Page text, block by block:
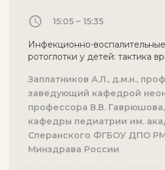
15:05 – 15:35
Инфекционно-
ротоглотки у детей: тактика
Заплатников А.Л., д.м.н.,
заведующий кафедрой
профессора В.В.
кафедры педиатрии им.
Сперанского ФГБОУ ДПО
Минздрава России